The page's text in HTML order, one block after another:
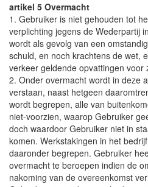
artikel 5 Overmacht
1. Gebruiker is niet gehouden tot
verplichting jegens de Wederpartij
wordt als gevolg van een
schuld, en noch krachtens de wet,
verkeer geldende opvattingen voor
2. Onder overmacht wordt in deze
verstaan, naast hetgeen
wordt begrepen, alle van
niet-voorzien, waarop Gebruiker
doch waardoor Gebruiker niet in
komen. Werkstakingen in het
daaronder begrepen. Gebruiker
overmacht te beroepen indien de
nakoming van de overeenkomst